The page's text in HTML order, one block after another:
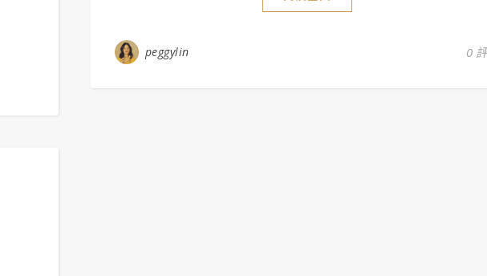
peggylin 0